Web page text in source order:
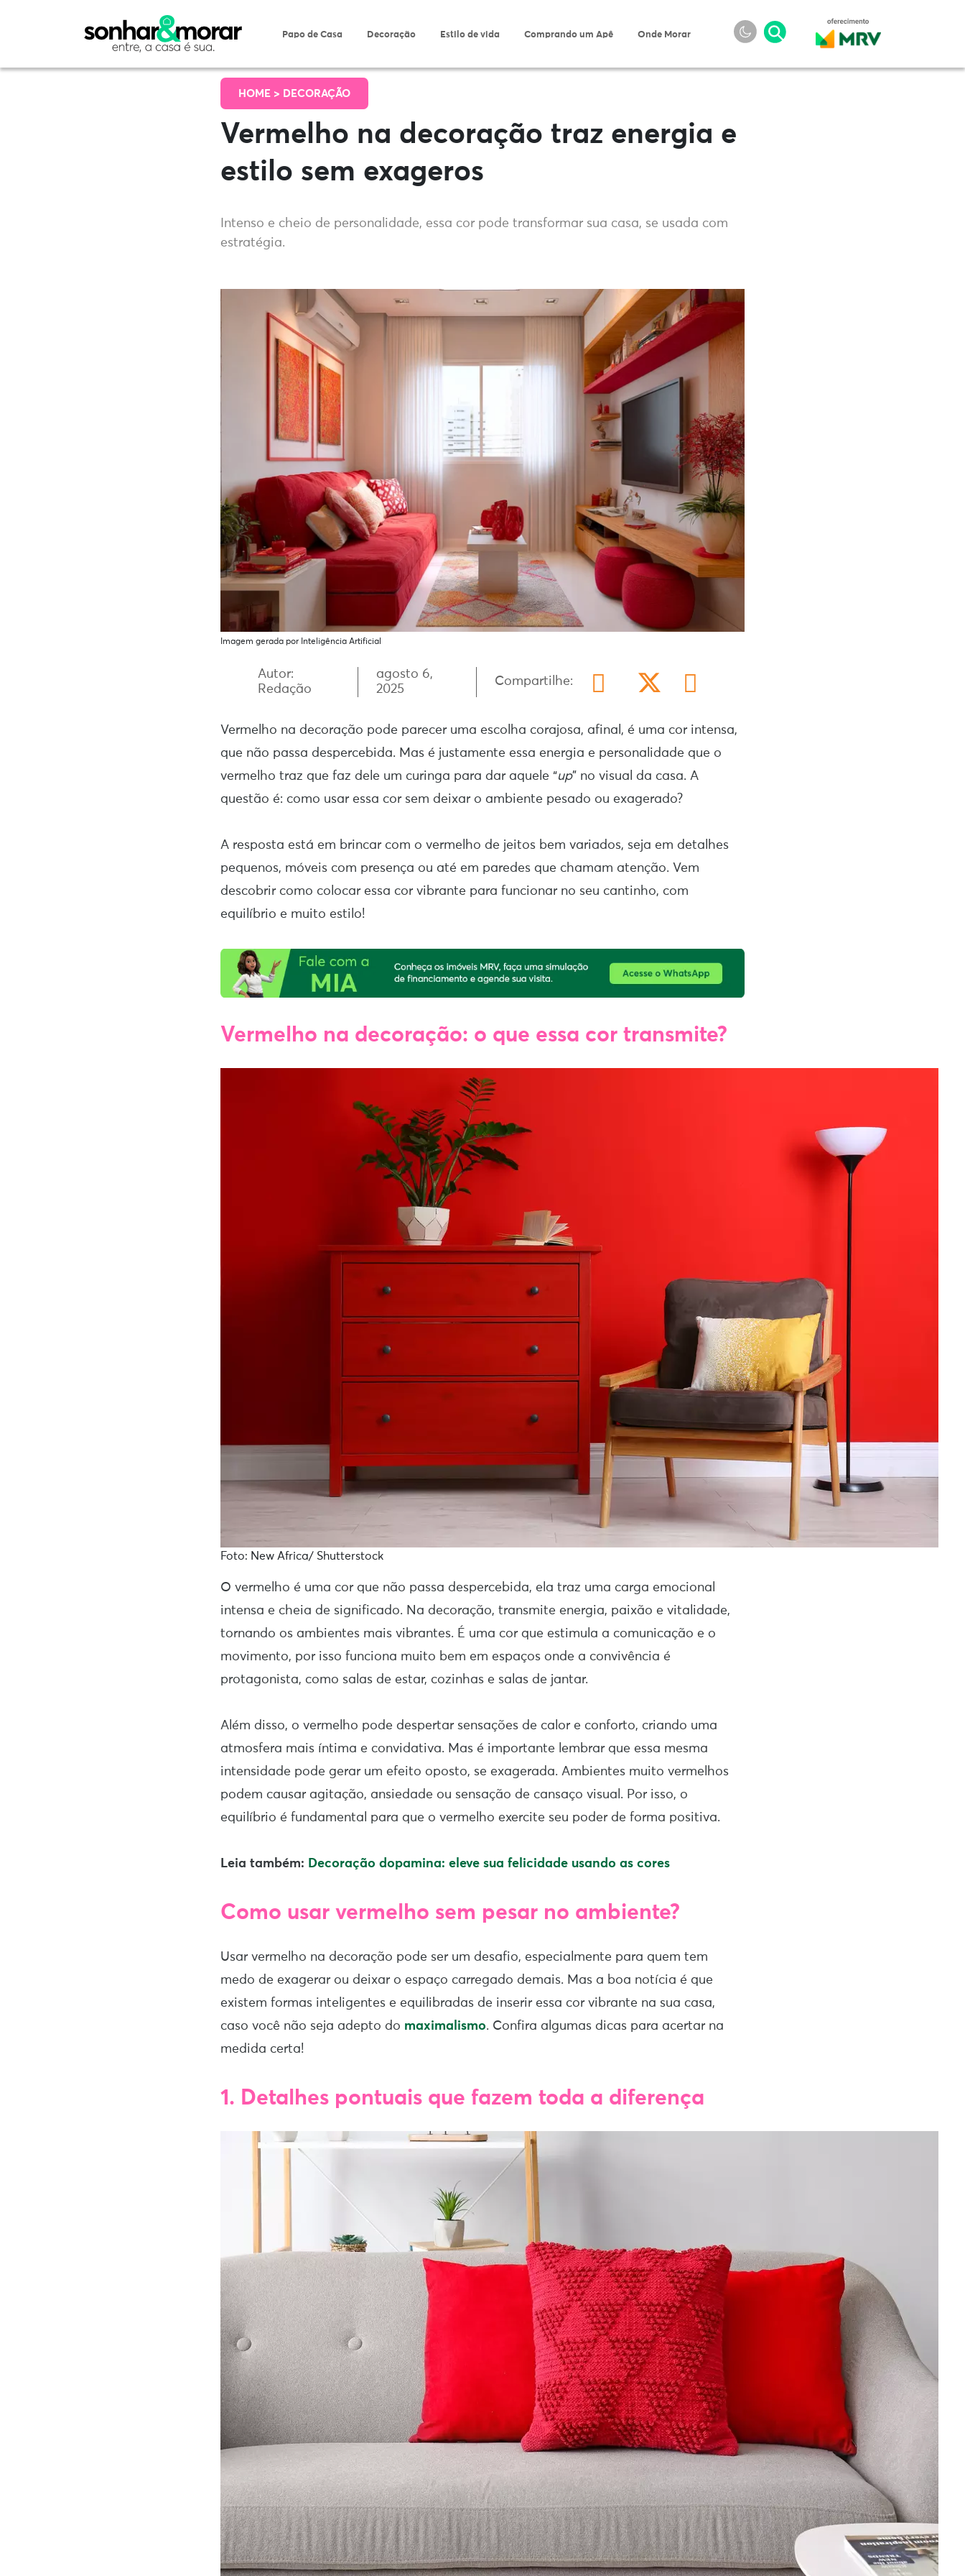
Papo de Casa Decoração Estilo de vida Comprando um Apê Onde Morar
HOME > DECORAÇÃO
Vermelho na decoração traz energia e
estilo sem exageros
Intenso e cheio de personalidade, essa cor pode transformar sua casa, se usada com
estratégia.
Imagem gerada por Inteligência Artificial
Autor:
Redação
agosto 6,
2025
Compartilhe:
Vermelho na decoração pode parecer uma escolha corajosa, afinal, é uma cor intensa,
que não passa despercebida. Mas é justamente essa energia e personalidade que o
vermelho traz que faz dele um curinga para dar aquele “up” no visual da casa. A
questão é: como usar essa cor sem deixar o ambiente pesado ou exagerado?
A resposta está em brincar com o vermelho de jeitos bem variados, seja em detalhes
pequenos, móveis com presença ou até em paredes que chamam atenção. Vem
descobrir como colocar essa cor vibrante para funcionar no seu cantinho, com
equilíbrio e muito estilo!
Vermelho na decoração: o que essa cor transmite?
Foto: New Africa/ Shutterstock
O vermelho é uma cor que não passa despercebida, ela traz uma carga emocional
intensa e cheia de significado. Na decoração, transmite energia, paixão e vitalidade,
tornando os ambientes mais vibrantes. É uma cor que estimula a comunicação e o
movimento, por isso funciona muito bem em espaços onde a convivência é
protagonista, como salas de estar, cozinhas e salas de jantar.
Além disso, o vermelho pode despertar sensações de calor e conforto, criando uma
atmosfera mais íntima e convidativa. Mas é importante lembrar que essa mesma
intensidade pode gerar um efeito oposto, se exagerada. Ambientes muito vermelhos
podem causar agitação, ansiedade ou sensação de cansaço visual. Por isso, o
equilíbrio é fundamental para que o vermelho exercite seu poder de forma positiva.
Leia também: Decoração dopamina: eleve sua felicidade usando as cores
Como usar vermelho sem pesar no ambiente?
Usar vermelho na decoração pode ser um desafio, especialmente para quem tem
medo de exagerar ou deixar o espaço carregado demais. Mas a boa notícia é que
existem formas inteligentes e equilibradas de inserir essa cor vibrante na sua casa,
caso você não seja adepto do maximalismo. Confira algumas dicas para acertar na
medida certa!
1. Detalhes pontuais que fazem toda a diferença